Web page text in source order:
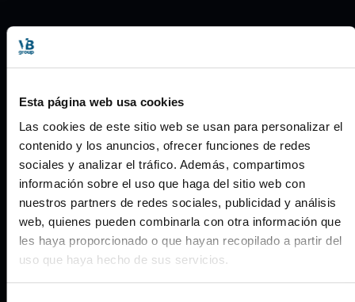
Esta página web usa cookies
Las cookies de este sitio web se usan para personalizar el
contenido y los anuncios, ofrecer funciones de redes
sociales y analizar el tráfico. Además, compartimos
información sobre el uso que haga del sitio web con
nuestros partners de redes sociales, publicidad y análisis
web, quienes pueden combinarla con otra información que
les haya proporcionado o que hayan recopilado a partir del
uso que haya hecho de sus servicios.